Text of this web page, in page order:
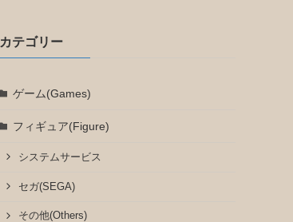
カテゴリー
ゲーム(Games)
フィギュア(Figure)
システムサービス
セガ(SEGA)
その他(Others)